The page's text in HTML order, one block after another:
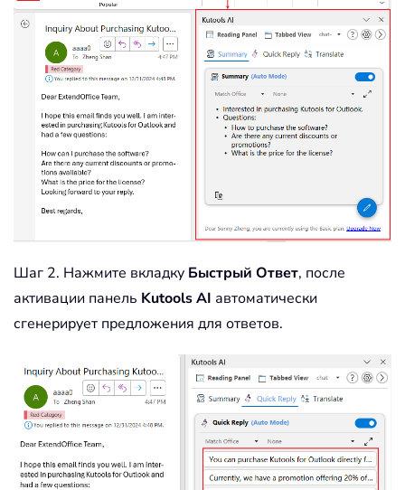
Шаг 2. Нажмите вкладку Быстрый Ответ, после
активации панель Kutools AI автоматически
сгенерирует предложения для ответов.